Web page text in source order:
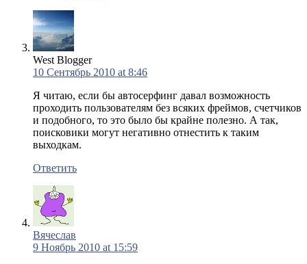
West Blogger
10 Сентябрь 2010 at 8:46
Я читаю, если бы автосерфинг давал возможность
проходить пользователям без всяких фреймов, счетчиков
и подобного, то это было бы крайне полезно. А так,
поисковики могут негативно отнестить к таким
выходкам.
Ответить
Вячеслав
9 Ноябрь 2010 at 15:59